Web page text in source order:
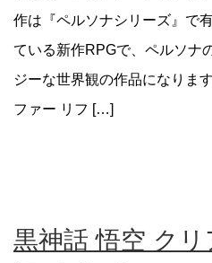
作は『ペルソナシリーズ』で
ている新作RPGで、ペルソナ
ジーな世界観の作品になりま
ファー リフ […]
黒神話 悟空 ク